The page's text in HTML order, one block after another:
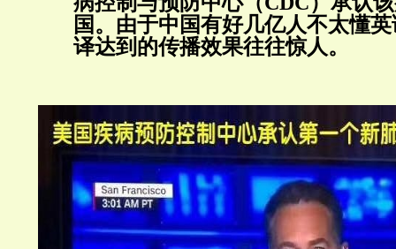
国。由于中国有好几亿人不太懂
译达到的传播效果往往惊人。